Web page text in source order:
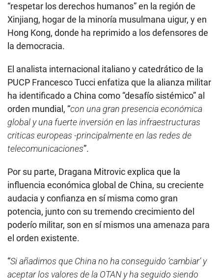
“respetar los derechos humanos” en la región de
Xinjiang, hogar de la minoría musulmana uigur, y en
Hong Kong, donde ha reprimido a los defensores de
la democracia.
El analista internacional italiano y catedrático de la
PUCP Francesco Tucci enfatiza que la alianza militar
ha identificado a China como “desafío sistémico” al
orden mundial, “con una gran presencia económica
global y una fuerte inversión en las infraestructuras
criticas europeas -principalmente en las redes de
telecomunicaciones”.
Por su parte, Dragana Mitrovic explica que la
influencia económica global de China, su creciente
audacia y confianza en sí misma como gran
potencia, junto con su tremendo crecimiento del
poderío militar, son en sí mismos una amenaza para
el orden existente.
“Si añadimos que China no ha conseguido ‘cambiar’ y
aceptar los valores de la OTAN y ha seguido siendo